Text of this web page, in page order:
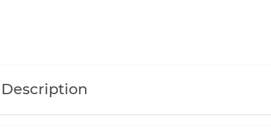
Description